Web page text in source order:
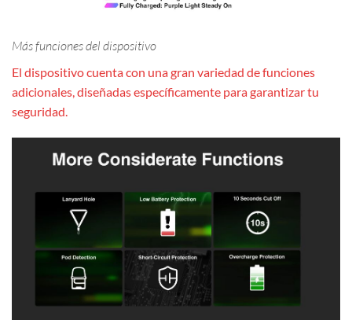
Más funciones del dispositivo
El dispositivo cuenta con una gran variedad de funciones
adicionales, diseñadas específicamente para garantizar tu
seguridad.